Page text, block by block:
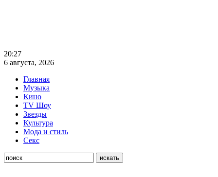
20:27
6 августа, 2026
Главная
Музыка
Кино
TV Шоу
Звезды
Культура
Мода и стиль
Секс